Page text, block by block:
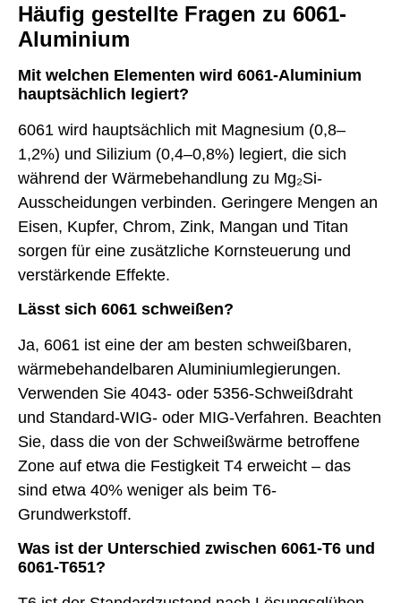
Häufig gestellte Fragen zu 6061-
Aluminium
Mit welchen Elementen wird 6061-Aluminium
hauptsächlich legiert?
6061 wird hauptsächlich mit Magnesium (0,8–
1,2%) und Silizium (0,4–0,8%) legiert, die sich
während der Wärmebehandlung zu Mg₂Si-
Ausscheidungen verbinden. Geringere Mengen an
Eisen, Kupfer, Chrom, Zink, Mangan und Titan
sorgen für eine zusätzliche Kornsteuerung und
verstärkende Effekte.
Lässt sich 6061 schweißen?
Ja, 6061 ist eine der am besten schweißbaren,
wärmebehandelbaren Aluminiumlegierungen.
Verwenden Sie 4043- oder 5356-Schweißdraht
und Standard-WIG- oder MIG-Verfahren. Beachten
Sie, dass die von der Schweißwärme betroffene
Zone auf etwa die Festigkeit T4 erweicht – das
sind etwa 40% weniger als beim T6-
Grundwerkstoff.
Was ist der Unterschied zwischen 6061-T6 und
6061-T651?